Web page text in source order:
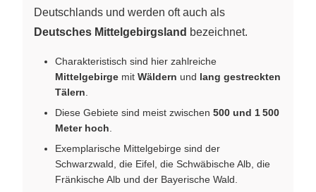
Deutschlands und werden oft auch als
Deutsches Mittelgebirgsland bezeichnet.
Charakteristisch sind hier zahlreiche
Mittelgebirge mit Wäldern und lang gestreckten
Tälern
Diese Gebiete sind meist zwischen 500 und 1 500
Meter hoch
Exemplarische Mittelgebirge sind der
Schwarzwald, die Eifel, die Schwäbische Alb, die
Fränkische Alb und der Bayerische Wald.